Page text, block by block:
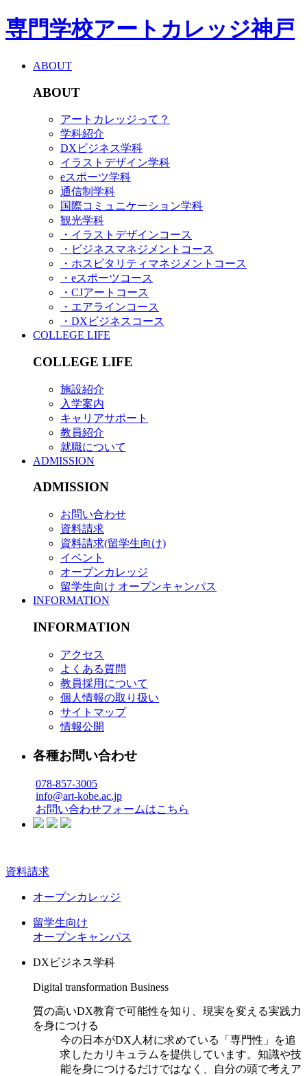
専門学校アートカレッジ神戸
ABOUT
ABOUT
アートカレッジって？
学科紹介
DXビジネス学科
イラストデザイン学科
eスポーツ学科
通信制学科
国際コミュニケーション学科
観光学科
・イラストデザインコース
・ビジネスマネジメントコース
・ホスピタリティマネジメントコース
・eスポーツコース
・CJアートコース
・エアラインコース
・DXビジネスコース
COLLEGE LIFE
COLLEGE LIFE
施設紹介
入学案内
キャリアサポート
教員紹介
就職について
ADMISSION
ADMISSION
お問い合わせ
資料請求
資料請求(留学生向け)
イベント
オープンカレッジ
留学生向け オープンキャンパス
INFORMATION
INFORMATION
アクセス
よくある質問
教員採用について
個人情報の取り扱い
サイトマップ
情報公開
各種お問い合わせ
078-857-3005
info@art-kobe.ac.jp
お問い合わせフォームはこちら
資料請求
オープンカレッジ
留学生向け
オープンキャンパス
DXビジネス学科
Digital transformation Business
質の高いDX教育で可能性を知り、現実を変える実践力
を身につける
今の日本がDX人材に求めている「専門性」を追
求したカリキュラムを提供しています。知識や技
能を身につけるだけではなく、自分の頭で考えア